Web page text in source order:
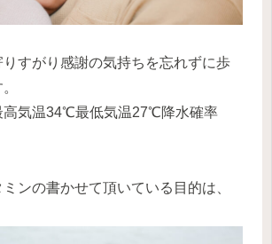
すがり感謝の気持ちを忘れずに歩
高気温34℃最低気温27℃降水確率
ンの書かせて頂いている目的は、